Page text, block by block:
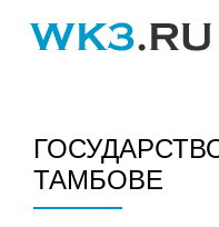
ТАМБОВЕ